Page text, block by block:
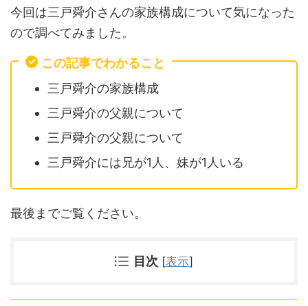
今回は三戸舜介さんの家族構成について気になった
ので調べてみました。
この記事でわかること
三戸舜介の家族構成
三戸舜介の父親について
三戸舜介の父親について
三戸舜介には兄が1人、妹が1人いる
最後までご覧ください。
目次 [表示]